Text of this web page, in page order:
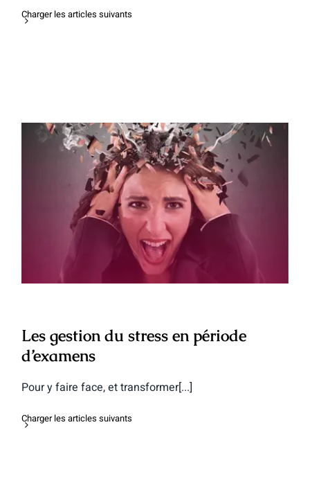
Charger les articles suivants
Les gestion du stress en période
d’examens
Les gestion du stress en période
d’examens
Pour y faire face, et transformer[...]
Charger les articles suivants